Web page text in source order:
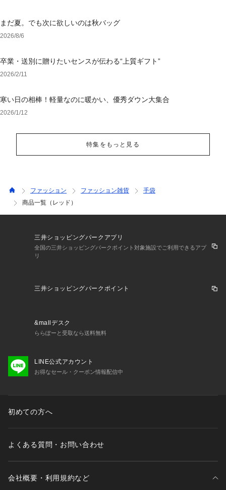
まだ夏。でも次に欲しいのは秋バッグ
2026/8/6
卒業・送別に贈りたいセンスが伝わる“上質ギフト”
2026/2/11
寒い日の相棒！軽量なのに暖かい、優秀ダウン大集合
2026/1/12
特集をもっと見る
ファッション ファッション雑貨
手袋
商品一覧（レッド）
三井ショッピングパークアプリ
全国の三井ショッピングパークポイント対象施設でご利用できるアプ
リ
三井ショッピングパークポイント
&mallデスク
ららぽーと受取なら送料無料
LINE公式アカウント
お得なセール・クーポン情報配信中
初めての方へ
よくある質問・お問い合わせ
会社概要・利用規約など